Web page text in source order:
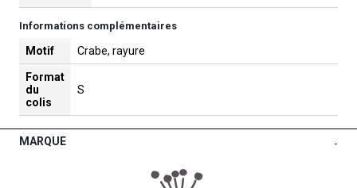
Informations complémentaires
Motif Crabe, rayure
Format
du
colis
S
MARQUE -